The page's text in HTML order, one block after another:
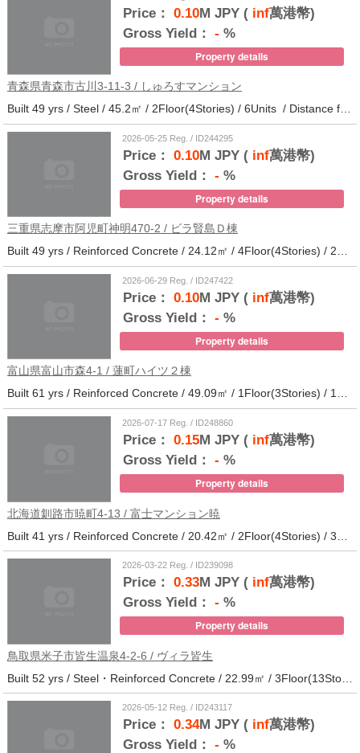
Price： 0.10M JPY (inf萬港幣)
Gross Yield： - %
Property details
青森県青森市古川3-11-3 / しゅろすマンション
Built 49 yrs / Steel / 45.2㎡ / 2Floor(4Stories) / 6Units / Distance from the station.11
2026-05-25 Reg. / ID244295
Price： 0.10M JPY (inf萬港幣)
Gross Yield： - %
Property details
三重県志摩市阿児町神明470-2 / ビラ賢島Ｄ棟
Built 49 yrs / Reinforced Concrete / 24.12㎡ / 4Floor(4Stories) / 25Units / Distance from the station.14
2026-06-29 Reg. / ID247422
Price： 0.10M JPY (inf萬港幣)
Gross Yield： - %
Property details
富山県富山市森4-1 / 蓮町ハイツ２棟
Built 61 yrs / Reinforced Concrete / 49.09㎡ / 1Floor(3Stories) / 12Units / Distance from the station.9
2026-07-17 Reg. / ID248860
Price： 0.15M JPY (inf萬港幣)
Gross Yield： - %
Property details
北海道釧路市暁町4-13 / 富士マンション暁
2026-03-22 Reg. / ID239098
Price： 0.33M JPY (inf萬港幣)
Gross Yield： - %
Property details
鳥取県米子市皆生温泉4-2-6 / ヴィラ皆生
Built 52 yrs / Steel・Reinforced Concrete / 22.99㎡ / 3Floor(13Stories) / 138Units / Distance from the station.
2026-05-12 Reg. / ID243117
Price： 0.34M JPY (inf萬港幣)
Gross Yield： - %